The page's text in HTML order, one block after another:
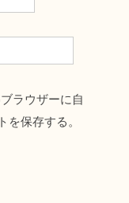
ラウザーに自
を保存する。